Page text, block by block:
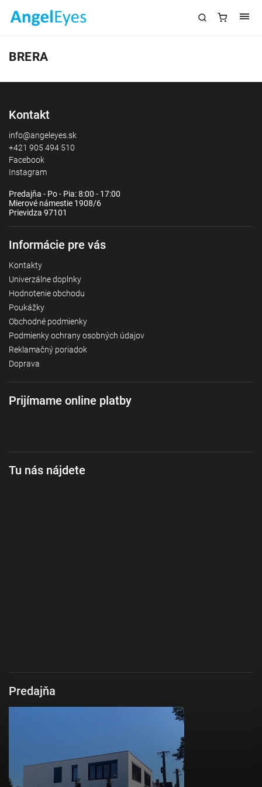
BRERA
Kontakt
info@angeleyes.sk
+421 905 494 510
Facebook
Instagram
Predajňa - Po - Pia: 8:00 - 17:00
Mierové námestie 1908/6
Prievidza 97101
Informácie pre vás
Kontakty
Univerzálne doplnky
Hodnotenie obchodu
Poukážky
Obchodné podmienky
Podmienky ochrany osobných údajov
Reklamačný poriadok
Doprava
Prijímame online platby
Tu nás nájdete
Predajňa